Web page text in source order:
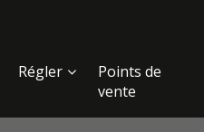
Régler
Points de
vente